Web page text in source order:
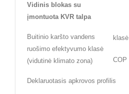
Vidinis blokas su
įmontuota KVR talpa
Buitinio karšto vandens
ruošimo efektyvumo klasė
(vidutinė klimato zona)
klasė
COP
Deklaruotasis apkrovos profilis